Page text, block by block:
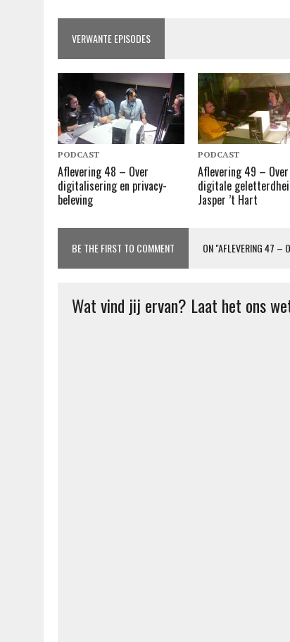
VERWANTE EPISODES
PODCAST
Aflevering 48 – Over
digitalisering en privacy-
beleving
PODCAST
Aflevering 49 – Over
digitale
Jasper ’t Hart
BE THE FIRST TO COMMENT ON "AFLEVERING 47 –
Wat vind jij ervan? Laat het ons